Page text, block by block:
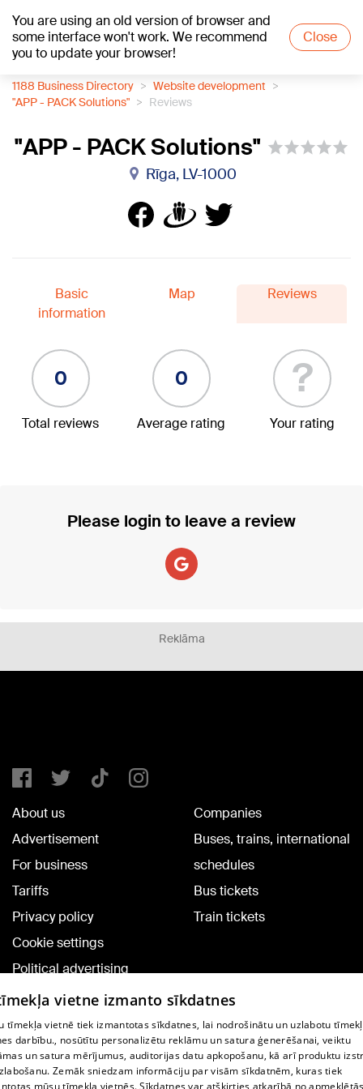
You are using an old version of browser and
some interface won't work. We recommend
you to update your browser!
Close
+17°C
1188 Business Directory
Website development
"APP - PACK Solutions"
Reviews
"APP - PACK Solutions"
Rīga, LV-1000
Basic
information
Map Reviews
0
Total reviews
0
Average rating
?
Your rating
Please login to leave a review
Reklāma
About us
Advertisement
For business
Tariffs
Privacy policy
Cookie settings
Political advertising
Cookie policy
Commenting terms
Companies
Buses, trains, international
schedules
Bus tickets
Train tickets
TV program
Contract rules
vietne izmanto sīkdatnes
tīmekļa vietnē tiek izmantotas sīkdatnes, lai nodrošinātu un uzlabotu
darbību., nosūtītu personalizētu reklāmu un satura ģenerēšanai, veiktu
un satura mērījumus, auditorijas datu apkopošanu, kā arī produktu
Zemāk sniedzam informāciju par visām sīkdatnēm, kuras tiek
mūsu tīmekļa vietnēs. Sīkdatnes var atšķirties atkarībā no